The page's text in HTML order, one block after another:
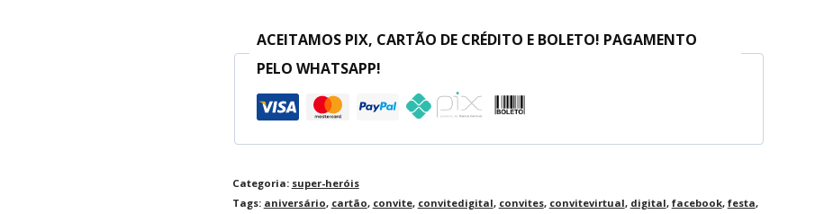
ACEITAMOS PIX, CARTÃO DE CRÉDITO E BOLETO! PAGAMENTO
PELO WHATSAPP!
Categoria: super-heróis
Tags: aniversário, cartão, convite, convitedigital, convites, convitevirtual, digital, facebook, festa,